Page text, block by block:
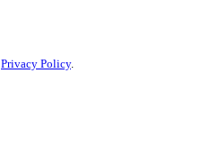
Privacy Policy.